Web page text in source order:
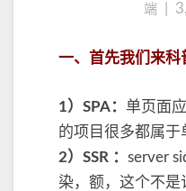
端
一、首先我们来科
1）SPA： 单页面
的项目很多都属于
2）SSR ： server
染，额，这个不是